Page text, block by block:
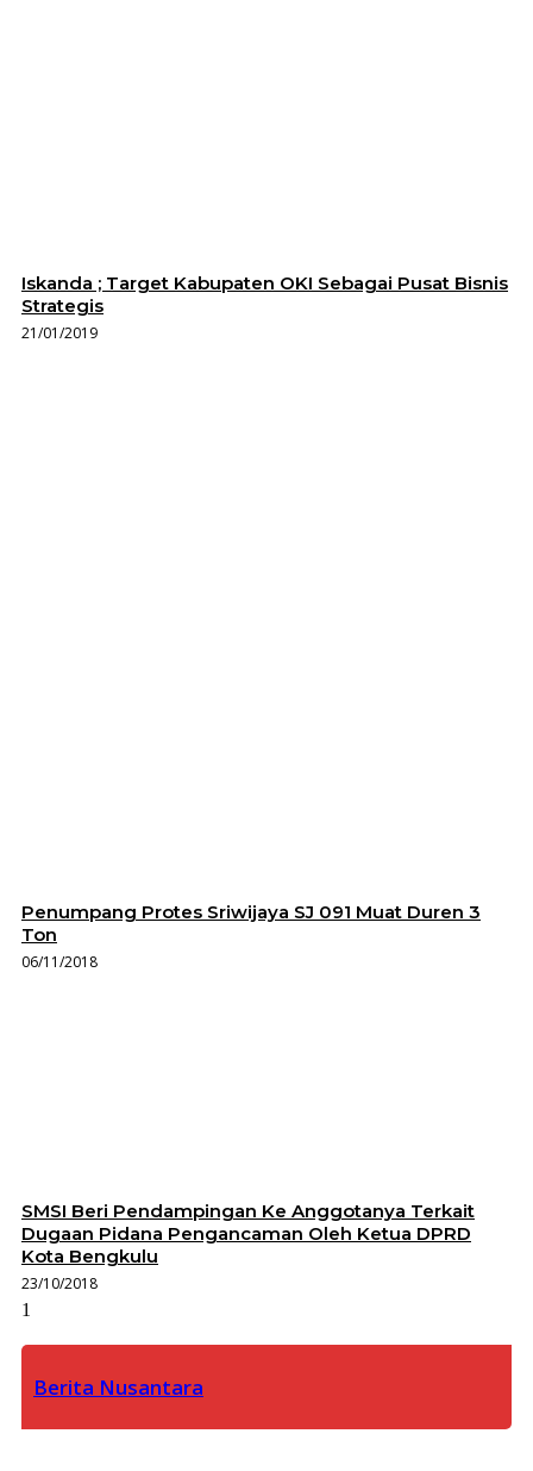
Iskanda ; Target Kabupaten OKI Sebagai Pusat Bisnis
Strategis
21/01/2019
Penumpang Protes Sriwijaya SJ 091 Muat Duren 3
Ton
06/11/2018
SMSI Beri Pendampingan Ke Anggotanya Terkait
Dugaan Pidana Pengancaman Oleh Ketua DPRD
Kota Bengkulu
23/10/2018
Berita Nusantara